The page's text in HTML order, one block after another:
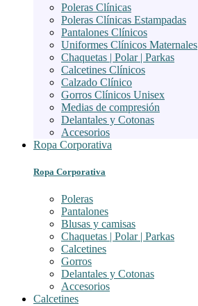
Poleras Clínicas
Poleras Clínicas Estampadas
Pantalones Clínicos
Uniformes Clínicos Maternales
Chaquetas | Polar | Parkas
Calcetines Clínicos
Calzado Clínico
Gorros Clínicos Unisex
Medias de compresión
Delantales y Cotonas
Accesorios
Ropa Corporativa
Ropa Corporativa
Poleras
Pantalones
Blusas y camisas
Chaquetas | Polar | Parkas
Calcetines
Gorros
Delantales y Cotonas
Accesorios
Calcetines